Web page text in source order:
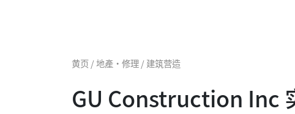
黄页 / 地產·修理 / 建筑营造
GU Construction Inc